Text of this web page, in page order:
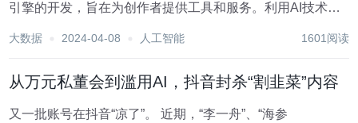
引擎的开发，旨在为创作者提供工具和服务。利用AI技术，
难题，从而简化和提高创作效率。该产品定位为AI创作助
大数据 2024-04-08 人工智能 1601阅读
从万元私董会到滥用AI，抖音封杀“割韭菜”内容
又一批账号在抖音“凉了”。 近期，“李一舟”、“海参